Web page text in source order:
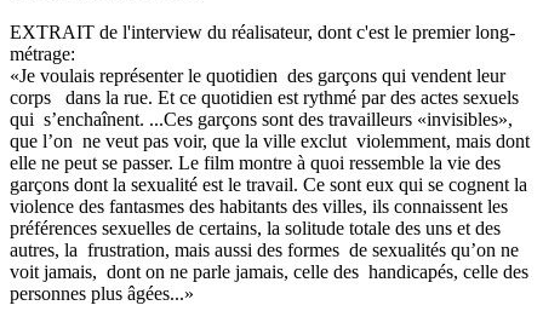
EXTRAIT de l'interview du réalisateur, dont c'est le premier long-
métrage:
«Je voulais représenter le quotidien des garçons qui vendent leur
corps dans la rue. Et ce quotidien est rythmé par des actes sexuels
qui s’enchaînent. ...Ces garçons sont des travailleurs «invisibles»,
que l’on ne veut pas voir, que la ville exclut violemment, mais dont
elle ne peut se passer. Le film montre à quoi ressemble la vie des
garçons dont la sexualité est le travail. Ce sont eux qui se cognent la
violence des fantasmes des habitants des villes, ils connaissent les
préférences sexuelles de certains, la solitude totale des uns et des
autres, la frustration, mais aussi des formes de sexualités qu’on ne
voit jamais, dont on ne parle jamais, celle des handicapés, celle des
personnes plus âgées...»